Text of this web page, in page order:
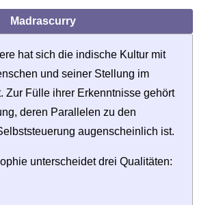
Madrascurry
hat sich die indische Kultur mit
und seiner Stellung im
Zur Fülle ihrer Erkennt­nisse gehört
deren Parallelen zu den
augenscheinlich ist.
unterscheidet drei Qualitäten: